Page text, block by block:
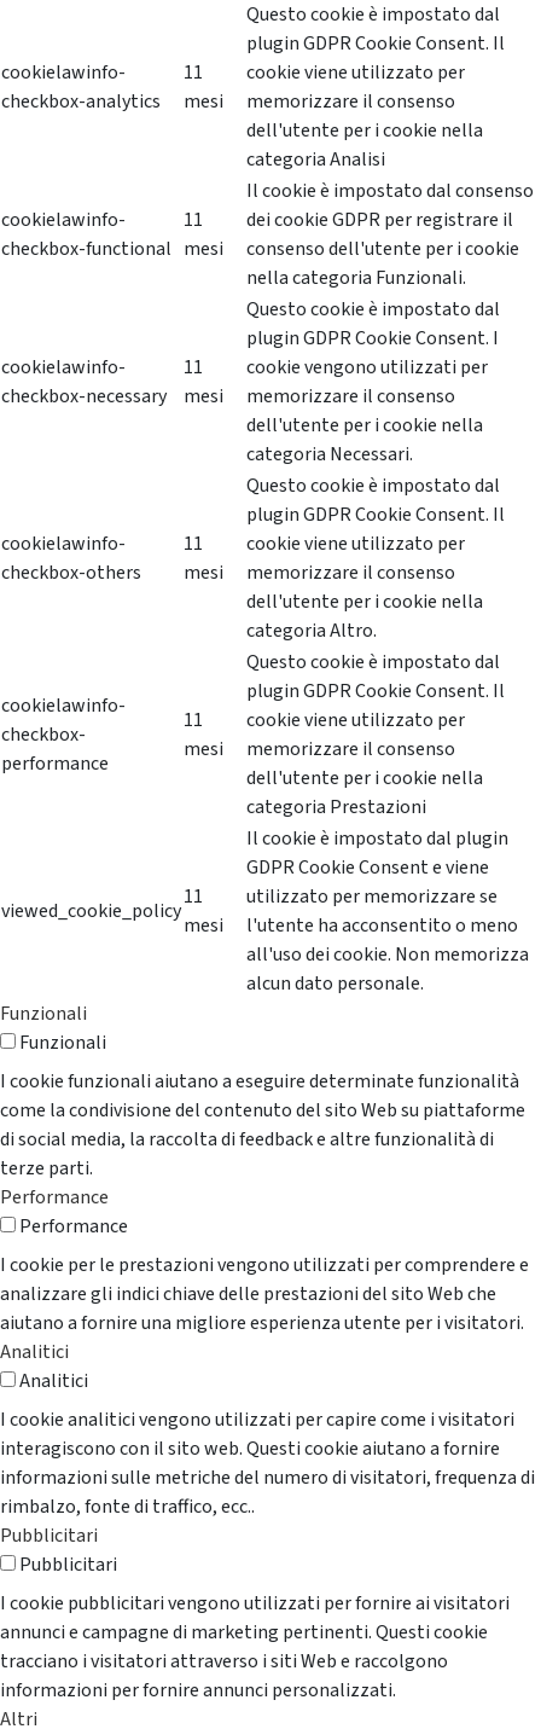
cookielawinfo-
checkbox-analytics
11
mesi
Questo cookie è impostato dal
plugin GDPR Cookie Consent. Il
cookie viene utilizzato per
memorizzare il consenso
dell'utente per i cookie nella
categoria Analisi
cookielawinfo-
checkbox-functional
11
mesi
Il cookie è impostato dal consenso
dei cookie GDPR per registrare il
consenso dell'utente per i cookie
nella categoria Funzionali.
cookielawinfo-
checkbox-necessary
11
mesi
Questo cookie è impostato dal
plugin GDPR Cookie Consent. I
cookie vengono utilizzati per
memorizzare il consenso
dell'utente per i cookie nella
categoria Necessari.
cookielawinfo-
checkbox-others
11
mesi
Questo cookie è impostato dal
plugin GDPR Cookie Consent. Il
cookie viene utilizzato per
memorizzare il consenso
dell'utente per i cookie nella
categoria Altro.
cookielawinfo-
checkbox-
performance
11
mesi
Questo cookie è impostato dal
plugin GDPR Cookie Consent. Il
cookie viene utilizzato per
memorizzare il consenso
dell'utente per i cookie nella
categoria Prestazioni
viewed_cookie_policy
11
mesi
Il cookie è impostato dal plugin
GDPR Cookie Consent e viene
utilizzato per memorizzare se
l'utente ha acconsentito o meno
all'uso dei cookie. Non memorizza
alcun dato personale.
Funzionali
Funzionali
I cookie funzionali aiutano a eseguire determinate funzionalità
come la condivisione del contenuto del sito Web su piattaforme
di social media, la raccolta di feedback e altre funzionalità di
terze parti.
Performance
Performance
I cookie per le prestazioni vengono utilizzati per comprendere e
analizzare gli indici chiave delle prestazioni del sito Web che
aiutano a fornire una migliore esperienza utente per i visitatori.
Analitici
Analitici
I cookie analitici vengono utilizzati per capire come i visitatori
interagiscono con il sito web. Questi cookie aiutano a fornire
informazioni sulle metriche del numero di visitatori, frequenza di
rimbalzo, fonte di traffico, ecc..
Pubblicitari
Pubblicitari
I cookie pubblicitari vengono utilizzati per fornire ai visitatori
annunci e campagne di marketing pertinenti. Questi cookie
tracciano i visitatori attraverso i siti Web e raccolgono
informazioni per fornire annunci personalizzati.
Altri